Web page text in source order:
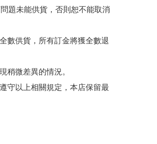
題未能供貨，否則恕不能取消
數供貨，所有訂金將獲全數退
稍微差異的情況。
守以上相關規定，本店保留最